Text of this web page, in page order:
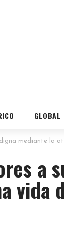
GLOBAL
mediante la
a
vida